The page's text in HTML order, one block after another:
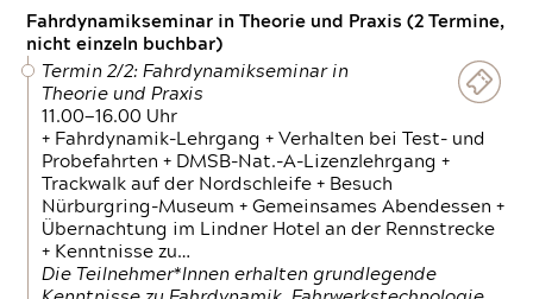
Fahrdynamikseminar in Theorie und Praxis (2 Termine,
nicht einzeln buchbar)
Termin 2/2: Fahrdynamikseminar in
Theorie und Praxis
11.00—16.00 Uhr
+ Fahrdynamik-Lehrgang + Verhalten bei Test- und
Probefahrten + DMSB-Nat.-A-Lizenzlehrgang +
Trackwalk auf der Nordschleife + Besuch
Nürburgring-Museum + Gemeinsames Abendessen +
Übernachtung im Lindner Hotel an der Rennstrecke
+ Kenntnisse zu…
Die Teilnehmer*Innen erhalten grundlegende